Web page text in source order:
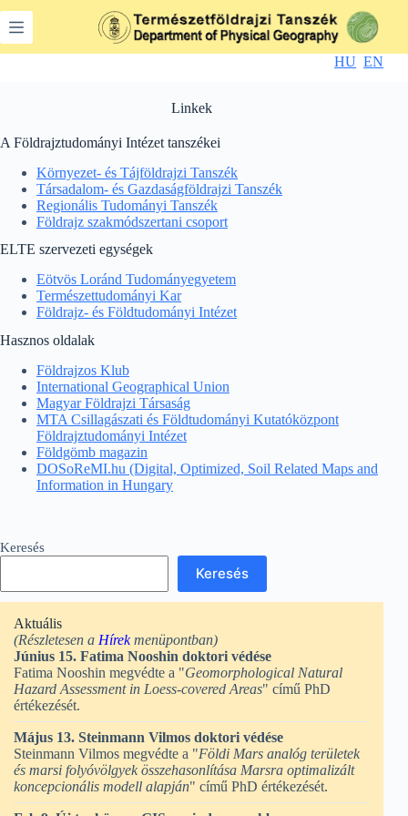
to
content
HU EN
Linkek
A Földrajztudományi Intézet tanszékei
Környezet- és Tájföldrajzi Tanszék
Társadalom- és Gazdaságföldrajzi Tanszék
Regionális Tudományi Tanszék
Földrajz szakmódszertani csoport
ELTE szervezeti egységek
Eötvös Loránd Tudományegyetem
Természettudományi Kar
Földrajz- és Földtudományi Intézet
Hasznos oldalak
Földrajzos Klub
International Geographical Union
Magyar Földrajzi Társaság
MTA Csillagászati és Földtudományi Kutatóközpont
Földrajztudományi Intézet
Földgömb magazin
DOSoReMI.hu (Digital, Optimized, Soil Related Maps and
Information in Hungary
Keresés
Keresés
Aktuális
(Részletesen a Hírekmenüpontban)
Június 15. Fatima Nooshin doktori védése
Fatima Nooshin megvédte a "Geomorphological Natural
Hazard Assessment in Loess-covered Areas" című PhD
értékezését.
Május 13. Steinmann Vilmos doktori védése
Steinmann Vilmos megvédte a "Földi Mars analóg területek
és marsi folyóvölgyek összehasonlítása Marsra optimalizált
koncepcionális modell alapján" című PhD értékezését.